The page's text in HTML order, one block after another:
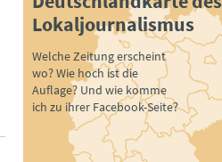
Lokaljournalismus
Welche Zeitung erscheint
wo? Wie hoch ist die
Auflage? Und wie komme
ich zu ihrer Facebook-Seite?